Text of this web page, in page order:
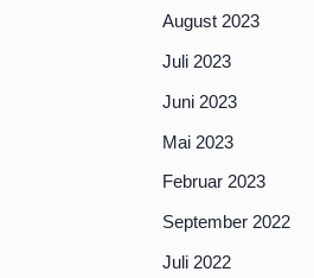
August 2023
Juli 2023
Juni 2023
Mai 2023
Februar 2023
September 2022
Juli 2022